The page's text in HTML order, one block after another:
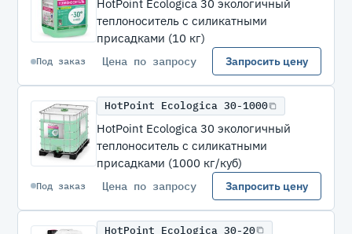
HotPoint Ecologica 30 экологичный
теплоноситель с силикатными
присадками (10 кг)
Под заказ Цена по запросу Запросить цену
HotPoint Ecologica 30-1000
HotPoint Ecologica 30 экологичный
теплоноситель с силикатными
присадками (1000 кг/куб)
Под заказ Цена по запросу Запросить цену
HotPoint Ecologica 30-20